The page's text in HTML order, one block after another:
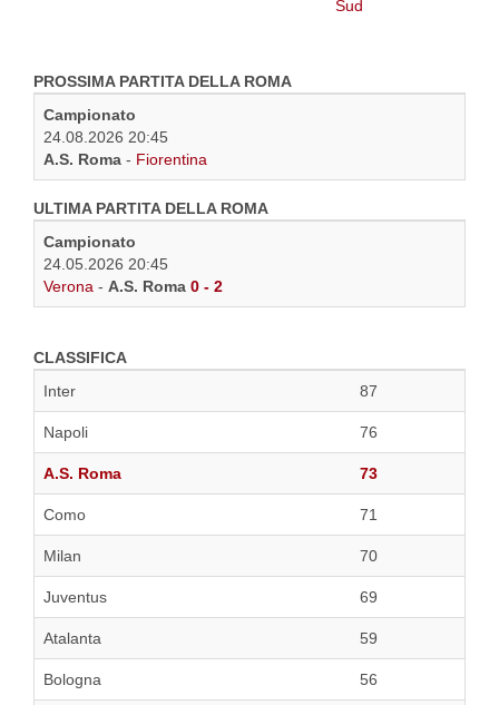
PROSSIMA PARTITA DELLA ROMA
Campionato
24.08.2026 20:45
A.S. Roma - Fiorentina
ULTIMA PARTITA DELLA ROMA
Campionato
24.05.2026 20:45
Verona - A.S. Roma 0 - 2
CLASSIFICA
Inter
87
Napoli 76
A.S. Roma 73
Como 71
Milan 70
Juventus 69
Atalanta 59
Bologna 56